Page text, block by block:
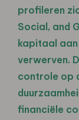
profileren
Social, and
kapitaal
verwerven.
controle op
financiële